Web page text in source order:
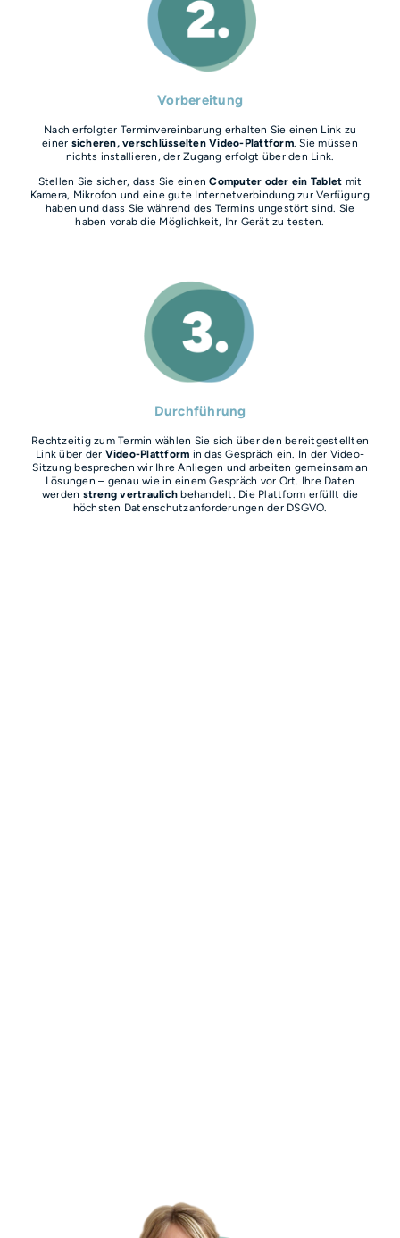
Vorbereitung
Nach erfolgter Terminvereinbarung erhalten Sie einen Link zu
einer sicheren, verschlüsselten Video-Plattform. Sie müssen
nichts installieren, der Zugang erfolgt über den Link.
Stellen Sie sicher, dass Sie einenComputer oder ein Tablet mit
Kamera, Mikrofon und eine gute Internetverbindung zur Verfügung
haben und dass Sie während des Termins ungestört sind. Sie
haben vorab die Möglichkeit, Ihr Gerät zu testen.
Durchführung
Rechtzeitig zum Termin wählen Sie sich über den bereitgestellten
Link über der Video-Plattform in das Gespräch ein.​​ In der Video-
Sitzung besprechen wir Ihre Anliegen und arbeiten gemeinsam an
Lösungen – genau wie in einem Gespräch vor Ort. Ihre Daten
werden streng vertraulich behandelt. Die Plattform erfüllt die
höchsten Datenschutzanforderungen der DSGVO.